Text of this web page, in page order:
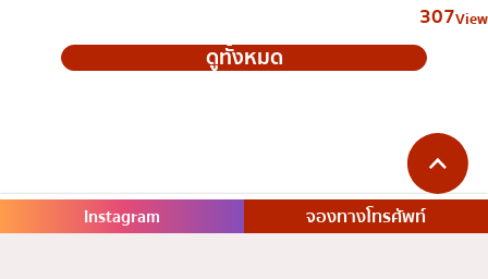
307View
ดูทั้งหมด
Instagram จองทางโทรศัพท์